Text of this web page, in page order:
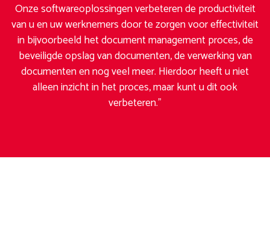
Onze softwareoplossingen verbeteren de productiviteit
van u en uw werknemers door te zorgen voor effectiviteit
in bijvoorbeeld het document management proces, de
beveiligde opslag van documenten, de verwerking van
documenten en nog veel meer. Hierdoor heeft u niet
alleen inzicht in het proces, maar kunt u dit ook
verbeteren.”